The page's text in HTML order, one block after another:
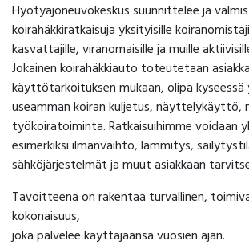
Hyötyajoneuvokeskus suunnittelee ja
koirahäkkiratkaisuja yksityisille
kasvattajille, viranomaisille ja muille
Jokainen koirahäkkiauto toteutetaan
käyttötarkoituksen mukaan, olipa kyseessä
useamman koiran kuljetus, näyttelykäyttö,
työkoiratoiminta. Ratkaisuihimme voidaan
esimerkiksi ilmanvaihto, lämmitys,
sähköjärjestelmät ja muut asiakkaan
Tavoitteena on rakentaa turvallinen,
kokonaisuus,
joka palvelee käyttäjäänsä vuosien ajan.